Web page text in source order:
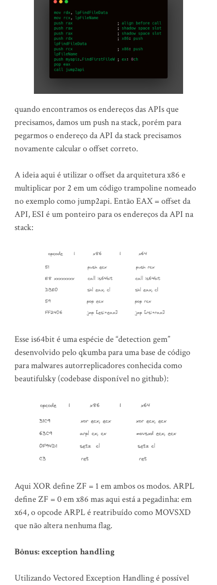
quando encontramos os endereços das APIs que
precisamos, damos um push na stack, porém para
pegarmos o endereço da API da stack precisamos
novamente calcular o offset correto.
A ideia aqui é utilizar o offset da arquitetura x86 e
multiplicar por 2 em um código trampoline nomeado
no exemplo como jump2api. Então EAX = offset da
API, ESI é um ponteiro para os endereços da API na
stack:
Esse is64bit é uma espécie de “detection gem”
desenvolvido pelo qkumba para uma base de código
para malwares autorreplicadores conhecida como
beautifulsky (codebase disponível no github):
Aqui XOR define ZF = 1 em ambos os modos. ARPL
define ZF = 0 em x86 mas aqui está a pegadinha: em
x64, o opcode ARPL é reatribuído como MOVSXD
que não altera nenhuma flag.
Bônus: exception handling
Utilizando Vectored Exception Handling é possível